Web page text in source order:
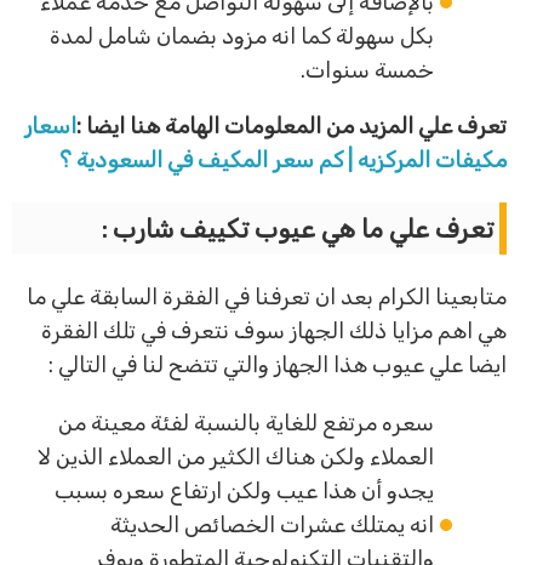
بكل سهولة كما انه مزود بضمان شامل لمدة
خمسة سنوات.
تعرف علي المزيد من المعلومات الهامة هنا ايضا :اسعار
مكيفات المركزيه | كم سعر المكيف في السعودية ؟
تعرف علي ما هي عيوب تكييف شارب :
متابعينا الكرام بعد ان تعرفنا في الفقرة السابقة علي ما
هي اهم مزايا ذلك الجهاز سوف نتعرف في تلك الفقرة
ايضا علي عيوب هذا الجهاز والتي تتضح لنا في التالي :
سعره مرتفع للغاية بالنسبة لفئة معينة من
العملاء ولكن هناك الكثير من العملاء الذين لا
يجدو أن هذا عيب ولكن ارتفاع سعره بسبب
انه يمتلك عشرات الخصائص الحديثة
والتقنيات التكنولوجية المتطورة ويوفر